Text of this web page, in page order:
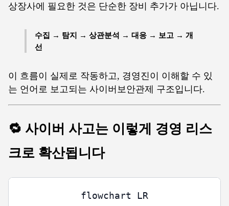
상장사에 필요한 것은 단순한 장비 추가가 아닙니다.
수집 → 탐지 → 상관분석 → 대응 → 보고 → 개
선
이 흐름이 실제로 작동하고, 경영진이 이해할 수 있
는 언어로 보고되는 사이버보안관제 구조입니다.
🔁 사이버 사고는 이렇게 경영 리스
크로 확산됩니다
flowchart LR